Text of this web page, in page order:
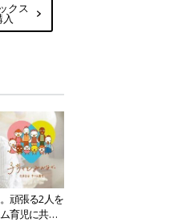
クス
頑張る2人を
育児に共感